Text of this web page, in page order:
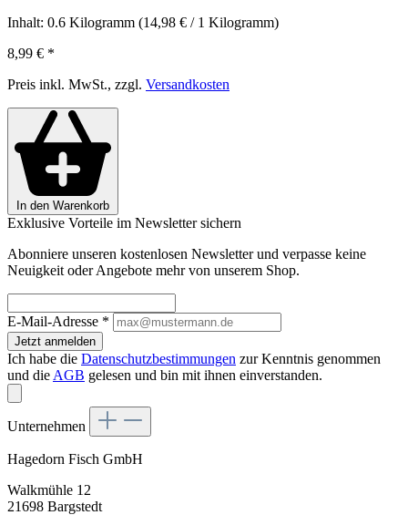
Inhalt: 0.6 Kilogramm (14,98 € / 1 Kilogramm)
8,99 € *
Preis inkl. MwSt., zzgl. Versandkosten
In den Warenkorb
Exklusive Vorteile im Newsletter sichern
Abonniere unseren kostenlosen Newsletter und verpasse keine
Neuigkeit oder Angebote mehr von unserem Shop.
E-Mail-Adresse *
Jetzt anmelden
Ich habe die Datenschutzbestimmungen zur Kenntnis genommen
und die AGB gelesen und bin mit ihnen einverstanden.
Unternehmen
Hagedorn Fisch GmbH
Walkmühle 12
21698 Bargstedt